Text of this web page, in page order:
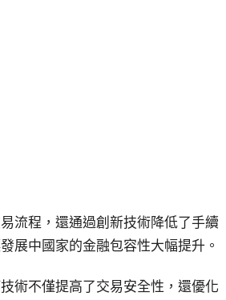
流程，還通過創新技術降低了手續
展中國家的金融包容性大幅提升。
術不僅提高了交易安全性，還優化